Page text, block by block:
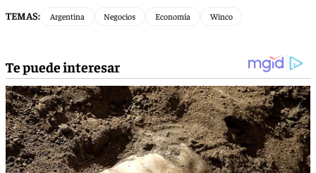
TEMAS: Argentina Negocios Economía Winco